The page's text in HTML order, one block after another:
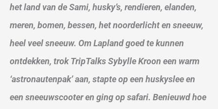
het land van de Sami, husky’s, rendieren, elanden,
meren, bomen, bessen, het noorderlicht en sneeuw,
heel veel sneeuw. Om Lapland goed te kunnen
ontdekken, trok TripTalks Sybylle Kroon een warm
‘astronautenpak’ aan, stapte op een huskyslee en
een sneeuwscooter en ging op safari. Benieuwd hoe